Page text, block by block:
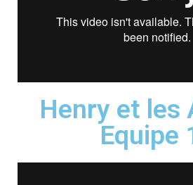
Henry et les
Equipe